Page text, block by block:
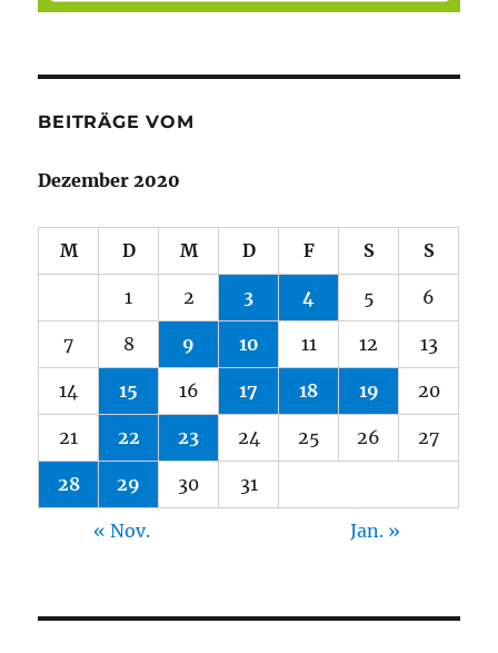
BEITRÄGE VOM
Dezember 2020
M D M D F S S
1 2 3 4 5 6
7 8 9 10 11 12 13
14 15 16 17 18 19 20
21 22 23 24 25 26 27
28 29 30 31
« Nov. Jan. »